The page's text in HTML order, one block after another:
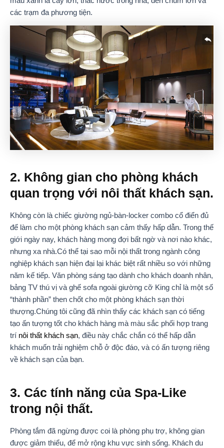
các trạm đa phương tiện.
2. Không gian cho phòng khách
quan trọng với nôi thất khách sạn.
Không còn là chiếc giường ngủ-bàn-locker combo cổ điển đủ
để làm cho một phòng khách sạn cảm thấy hấp dẫn. Trong thế
giới ngày nay, khách hàng mong đợi bất ngờ và nơi nào khác,
nhưng xa nhà.Có thể tại sao mỗi nội thất trong ngành công
nghiệp khách sạn hiện đại lại khác biệt rất nhiều so với những
năm kế tiếp. Văn phòng sáng tạo dành cho khách doanh nhân,
bảng TV thú vị và ghế sofa ngoài giường cỡ King chỉ là một số
“thành phần” then chốt cho một phòng khách sạn thời
thượng.Chúng tôi cũng đã nhìn thấy các khách sạn có tiếng
tạo ấn tượng tốt cho khách hàng mà màu sắc phối hợp trang
trí nôi thất khách sạn, điều này chắc chắn có thể hấp dẫn
khách muốn trải nghiệm chỗ ở độc đáo, và có ấn tượng riêng
về khách sạn của bạn.
3. Các tính năng của Spa-Like
trong nội thất.
Phòng tắm đã ngừng được coi là phòng phụ trợ, không gian
được giảm thiểu, để mở rộng khu vực sinh sống. Khách du